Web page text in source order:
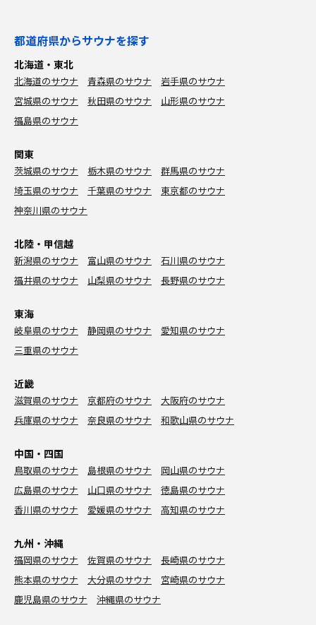
都道府県からサウナを探す
北海道・東北
北海道のサウナ 青森県のサウナ
岩手県のサウナ
宮城県のサウナ
秋田県のサウナ
山形県のサウナ
福島県のサウナ
関東
茨城県のサウナ 栃木県のサウナ
群馬県のサウナ
埼玉県のサウナ
千葉県のサウナ
東京都のサウナ
神奈川県のサウナ
北陸・甲信越
新潟県のサウナ 富山県のサウナ
石川県のサウナ
福井県のサウナ
山梨県のサウナ 長野県のサウナ
東海
岐阜県のサウナ 静岡県のサウナ
愛知県のサウナ
三重県のサウナ
近畿
滋賀県のサウナ 京都府のサウナ
大阪府のサウナ
兵庫県のサウナ
奈良県のサウナ 和歌山県のサウナ
中国・四国
鳥取県のサウナ 島根県のサウナ
岡山県のサウナ
広島県のサウナ
山口県のサウナ
徳島県のサウナ
香川県のサウナ
愛媛県のサウナ 高知県のサウナ
九州・沖縄
福岡県のサウナ 佐賀県のサウナ
長崎県のサウナ
熊本県のサウナ
大分県のサウナ
宮崎県のサウナ
鹿児島県のサウナ
沖縄県のサウナ